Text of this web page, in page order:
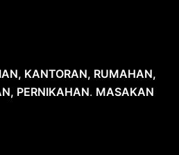
KANTORAN, RUMAHAN,
PERNIKAHAN. MASAKAN